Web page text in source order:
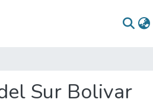
Sur Bolivar